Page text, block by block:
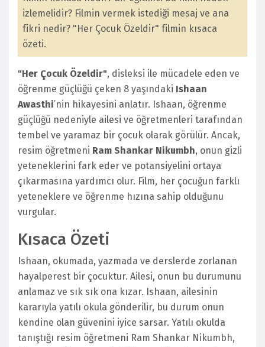
izlemelidir? Filmin vermek istediği mesaj ve ana
fikri nedir? "Her Çocuk Özeldir" filmin kısaca
özeti.
"Her Çocuk Özeldir", disleksi ile mücadele eden ve
öğrenme güçlüğü çeken 8 yaşındaki Ishaan
Awasthi’nin hikayesini anlatır. Ishaan, öğrenme
güçlüğü nedeniyle ailesi ve öğretmenleri tarafından
tembel ve yaramaz bir çocuk olarak görülür. Ancak,
resim öğretmeni Ram Shankar Nikumbh, onun gizli
yeteneklerini fark eder ve potansiyelini ortaya
çıkarmasına yardımcı olur. Film, her çocuğun farklı
yeteneklere ve öğrenme hızına sahip olduğunu
vurgular.
Kısaca Özeti
Ishaan, okumada, yazmada ve derslerde zorlanan
hayalperest bir çocuktur. Ailesi, onun bu durumunu
anlamaz ve sık sık ona kızar. Ishaan, ailesinin
kararıyla yatılı okula gönderilir, bu durum onun
kendine olan güvenini iyice sarsar. Yatılı okulda
tanıştığı resim öğretmeni Ram Shankar Nikumbh,